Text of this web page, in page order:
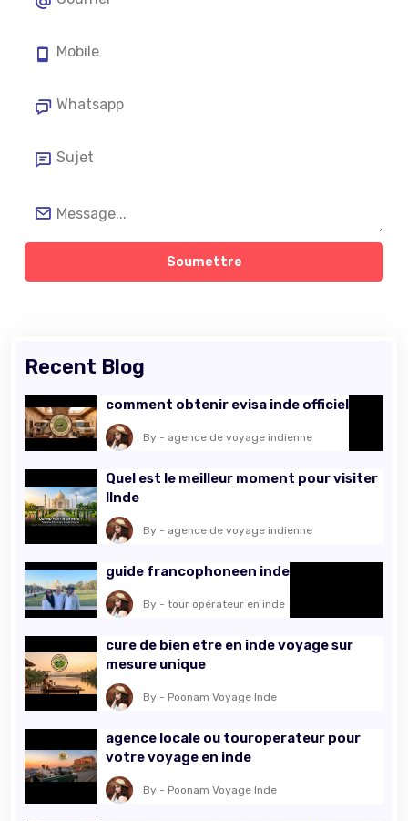
Soumettre
Recent Blog
comment obtenir evisa inde officiel
By - agence de voyage indienne
Quel est le meilleur moment pour visiter
lInde
By - agence de voyage indienne
guide francophoneen inde
By - tour opérateur en inde
cure de bien etre en inde voyage sur
mesure unique
By - Poonam Voyage Inde
agence locale ou touroperateur pour
votre voyage en inde
By - Poonam Voyage Inde